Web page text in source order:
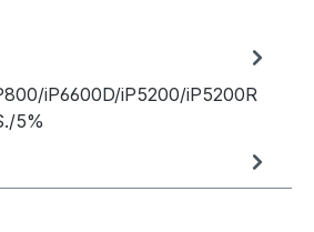
iP6600D/iP5200/iP5200R
5%